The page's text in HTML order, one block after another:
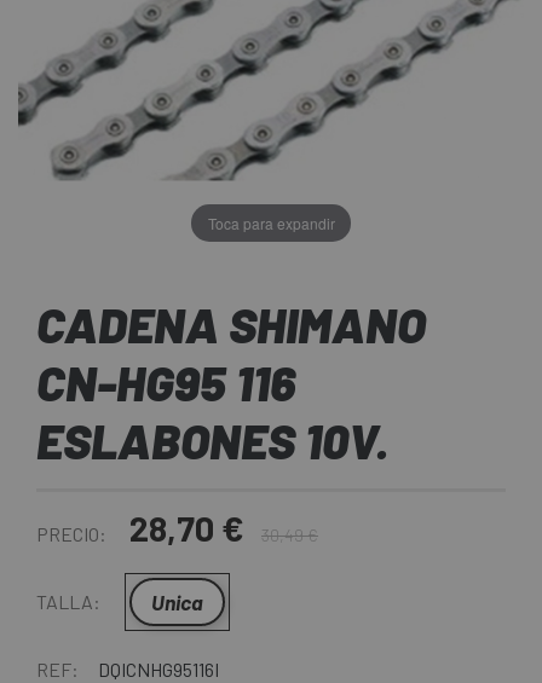
Toca para expandir
CADENA SHIMANO
CN-HG95 116
ESLABONES 10V.
PRECIO: 28,70 € 30,49 €
TALLA: Unica
REF: DQICNHG95116I